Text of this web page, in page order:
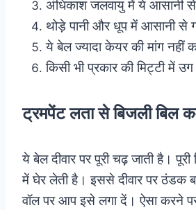
अंधिकाश जलवायु में ये आसानी
थोड़े पानी और धूप में आसानी से
ये बेल ज्यादा केयर की मांग नहीं
किसी भी प्रकार की मिट्टी में
ट्रमपेंट लता से बिजली बिल
ये बेल दीवार पर पूरी चढ़ जाती है।
में घेर लेती है। इससे दीवार पर ठंडक
वॉल पर आप इसे लगा दें। ऐसा करने